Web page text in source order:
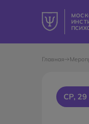
Главная
СР,